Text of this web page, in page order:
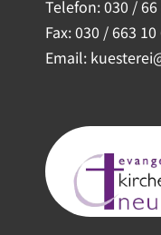
Telefon:030 / 66
Fax: 030 / 663 10
Email: